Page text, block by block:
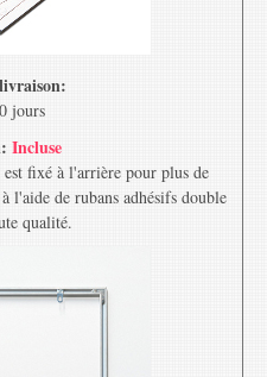
jours
Incluse
fixé à l'arrière pour plus de
l'aide de rubans adhésifs double
qualité.